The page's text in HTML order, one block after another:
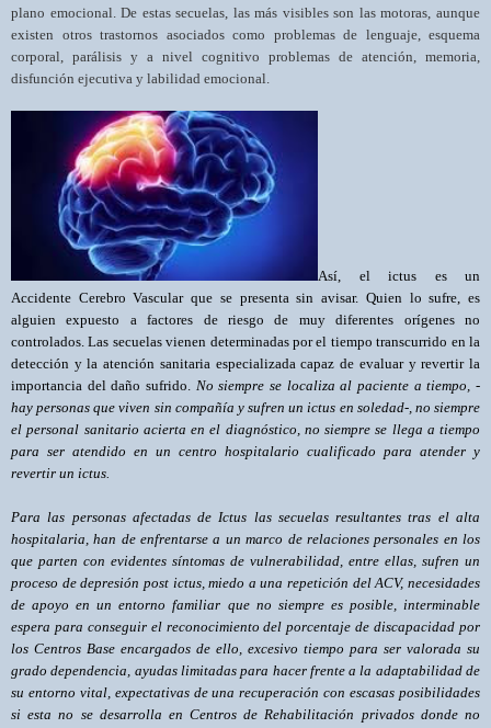
plano emocional. De estas secuelas, las más visibles son las motoras, aunque
existen otros trastornos asociados como problemas de lenguaje, esquema
corporal, parálisis y a nivel cognitivo problemas de atención, memoria,
disfunción ejecutiva y labilidad emocional.
Así, el ictus es un
Accidente Cerebro Vascular que se presenta sin avisar. Quien lo sufre, es
alguien expuesto a factores de riesgo de muy diferentes orígenes no
controlados. Las secuelas vienen determinadas por el tiempo transcurrido en la
detección y la atención sanitaria especializada capaz de evaluar y revertir la
importancia del daño sufrido. No siempre se localiza al paciente a tiempo, -
hay personas que viven sin compañía y sufren un ictus en soledad-, no siempre
el personal sanitario acierta en el diagnóstico, no siempre se llega a tiempo
para ser atendido en un centro hospitalario cualificado para atender y
revertir un ictus.
Para las personas afectadas de Ictus las secuelas resultantes tras el alta
hospitalaria, han de enfrentarse a un marco de relaciones personales en los
que parten con evidentes síntomas de vulnerabilidad, entre ellas, sufren un
proceso de depresión post ictus, miedo a una repetición del ACV, necesidades
de apoyo en un entorno familiar que no siempre es posible, interminable
espera para conseguir el reconocimiento del porcentaje de discapacidad por
los Centros Base encargados de ello, excesivo tiempo para ser valorada su
grado dependencia, ayudas limitadas para hacer frente a la adaptabilidad de
su entorno vital, expectativas de una recuperación con escasas posibilidades
si esta no se desarrolla en Centros de Rehabilitación privados donde no